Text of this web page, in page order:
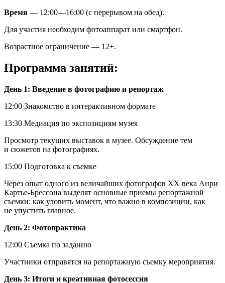
Время — 12:00—16:00 (с перерывом на обед).
Для участия необходим фотоаппарат или смартфон.
Возрастное ограничение — 12+.
Программа занятий:
День 1: Введение в фотографию и репортаж
12:00 Знакомство в интерактивном формате
13:30 Медиация по экспозициям музея
Просмотр текущих выставок в музее. Обсуждение тем
и сюжетов на фотографиях.
15:00 Подготовка к съемке
Через опыт одного из величайших фотографов XX века Анри
Картье-Брессона выделят основные приемы репортажной
съемки: как уловить момент, что важно в композиции, как
не упустить главное.
День 2: Фотопрактика
12:00 Съемка по заданию
Участники отправятся на репортажную съемку мероприятия.
День 3: Итоги и креативная фотосессия